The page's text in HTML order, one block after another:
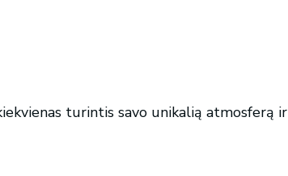
turintis savo unikalią atmosferą ir